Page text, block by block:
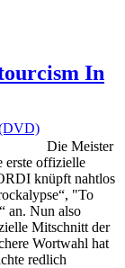
In
Die Meister
erste offizielle
knüpft nahtlos
"To
an. Nun also
Mitschnitt der
Wortwahl hat
redlich